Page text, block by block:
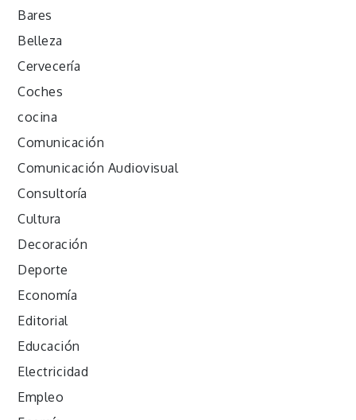
Bares
Belleza
Cervecería
Coches
cocina
Comunicación
Comunicación Audiovisual
Consultoría
Cultura
Decoración
Deporte
Economía
Editorial
Educación
Electricidad
Empleo